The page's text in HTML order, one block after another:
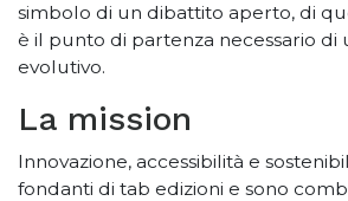
simbolo di un dibattito aperto, di
è il punto di partenza necessario di
evolutivo.
La mission
Innovazione, accessibilità e
fondanti di tab edizioni e sono